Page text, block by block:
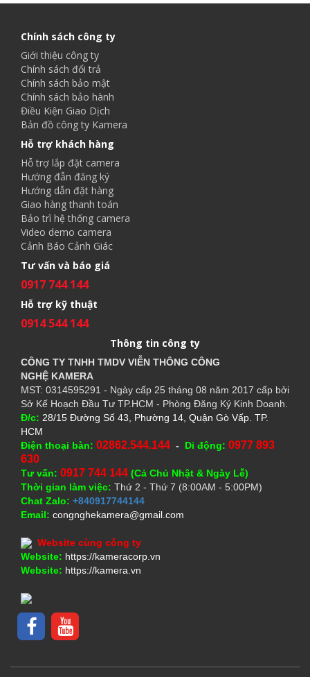
Chính sách công ty
Giới thiệu công ty
Chính sách đổi trả
Chính sách bảo mật
Chính sách bảo hành
Điều Kiện Giao Dịch
Bản đồ công ty Kamera
Hỗ trợ khách hàng
Hỗ trợ lắp đặt camera
Hướng đẫn đăng ký
Hướng dẫn đặt hàng
Giao hàng thanh toán
Bảo trì hệ thống camera
Video demo camera
Cảnh Báo Cảnh Giác
Tư vấn và báo giá
0917 744 144
Hỗ trợ kỹ thuật
0914 544 144
Thông tin công ty
CÔNG TY TNHH TMDV VIỄN THÔNG CÔNG
NGHỆ KAMERA
MST: 0314595291 - Ngày cấp 25 tháng 08 năm 2017 cấp bởi
Sở Kế Hoạch Đầu Tư TP.HCM - Phòng Đăng Ký Kinh Doanh.
Đ/c: 28/15 Đường Số 43, Phường 14, Quận Gò Vấp. TP.
HCM
Điện thoại bàn: 02862.544.144 - Di động: 0977 893
630
Tư vấn: 0917 744 144 (Cả Chủ Nhật & Ngày Lễ)
Thời gian làm việc: Thứ 2 - Thứ 7 (8:00AM - 5:00PM)
Chat Zalo: +840917744144
Email: congnghekamera@gmail.com
Website cùng công ty
Website: https://kameracorp.vn
Website: https://kamera.vn